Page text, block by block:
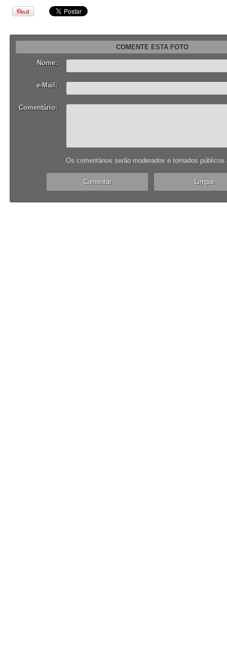
COMENTE ESTA FOTO
Nome:
e-Mail:
Comentário:
Os comentários serão moderados e tornados públicos